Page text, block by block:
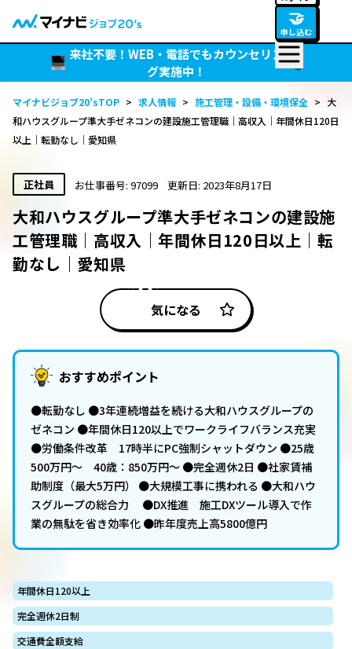
🤝
申し込む
来社不要！WEB・電話でもカウンセリン
グ実施中！
マイナビジョブ20’sTOP > 求人情報 > 施工管理・設備・環境保全 > 大
和ハウスグループ準大手ゼネコンの建設施工管理職｜高収入｜年間休日120日
以上｜転勤なし｜愛知県
正社員 お仕事番号: 97099 更新日: 2023年8月17日
大和ハウスグループ準大手ゼネコンの建設施
工管理職｜高収入｜年間休日120日以上｜転
勤なし｜愛知県
気になる
おすすめポイント
●転勤なし ●3年連続増益を続ける大和ハウスグループの
ゼネコン ●年間休日120以上でワークライフバランス充実
●労働条件改革 17時半にPC強制シャットダウン ●25歳
500万円～ 40歳：850万円～ ●完全週休2日 ●社家賃補
助制度（最大5万円） ●大規模工事に携われる ●大和ハウ
スグループの総合力 ●DX推進 施工DXツール導入で作
業の無駄を省き効率化 ●昨年度売上高5800億円
年間休日120以上
完全週休2日制
交通費全額支給